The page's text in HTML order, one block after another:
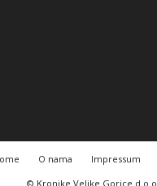
O nama Impressum
© Kronike Velike Gorice d.o.o.